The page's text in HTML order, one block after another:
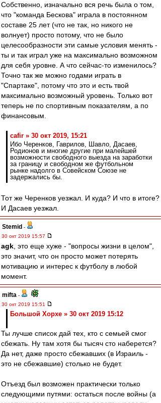
Собственно, изначально вся речь была о том,
что "команда Бескова" играла в постоянном
составе 25 лет (что не так, но никого не
волнует) просто потому, что не было
целесообразности эти самые условия менять -
ты и так играл уже на максимально возможном
для себя уровне. А что сейчас-то изменилось?
Точно так же можно годами играть в
"Спартаке", потому что это и есть твой
максимально возможный уровень. Только вот
теперь не по спортивным показателям, а по
финансовым.
cafir » 30 окт 2019, 15:21
Ибо Черенков, Гаврилов, Шавло, Дасаев,
Родионов и многие другие при малейшей
возможности свободного выезда на заработки
за границу и свободном же футбольном
рынке надолго в Совейском Союзе не
задержались бы.
Тот же Черенков уезжал. И куда? И что в итоге?
И Дасаев уезжал.
Stemid -
30 окт 2019 15:57
agk , это еще хуже - "вопросы жизни в целом",
это значит, что он просто может потерять
мотивацию и интерес к футболу в любой
момент.
mifta -
30 окт 2019 15:51
Большой Хорхе » 30 окт 2019 15:12
Ты лучше список дай тех, кто с семьей смог
сбежать. Ну там хотя бы тысяч сто наберется?
Да нет, даже просто сбежавших (в Израиль -
это не сбежавшие) столько не будет.
Отъезд был возможен практически только
следующими путями: остаться после войны (а